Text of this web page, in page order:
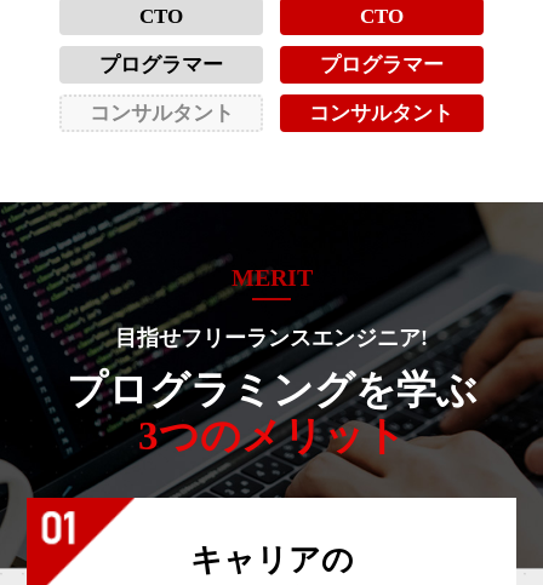
CTO
プログラマー
コンサルタント
CTO
プログラマー
コンサルタント
MERIT
目指せフリーランスエンジニア!
プログラミングを学ぶ
3つのメリット
キャリアの